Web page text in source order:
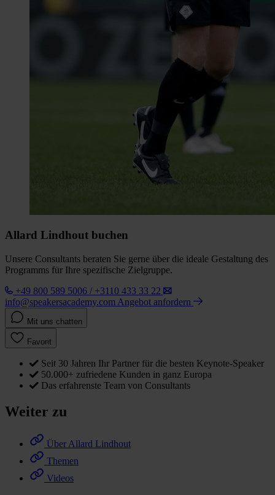
Allard Lindhout buchen
Unsere Consultants beraten Sie gerne über die ideale Gestaltung des
Programms für Ihre spezifische Zielgruppe.
+49 800 589 5006 / +3110 433 33 22
info@speakersacademy.com Angebot anfordern
Mit uns chatten
Favorit
Seit 30 Jahren Ihr Partner für die besten Keynote-Speaker
50.000+ zufriedene Kunden in ganz Europa
Das erfahrenste Team von Consultants
Weiter zu
Über Allard Lindhout
Themen
Videos